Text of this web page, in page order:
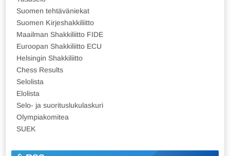
Suomen tehtäväniekat
Suomen Kirjeshakkiliitto
Maailman Shakkiliitto FIDE
Euroopan Shakkiliitto ECU
Helsingin Shakkiliitto
Chess Results
Selolista
Elolista
Selo- ja suorituslukulaskuri
Olympiakomitea
SUEK